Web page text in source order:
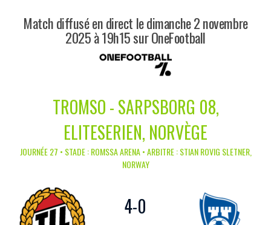
Match diffusé en direct le dimanche 2 novembre
2025 à 19h15 sur OneFootball
TROMSO - SARPSBORG 08,
ELITESERIEN, NORVÈGE
JOURNÉE 27 • STADE : ROMSSA ARENA • ARBITRE : STIAN ROVIG SLETNER,
NORWAY
4-0